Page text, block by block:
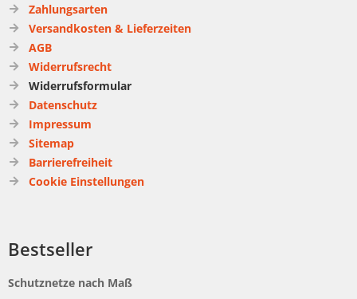
Zahlungsarten
Versandkosten & Lieferzeiten
AGB
Widerrufsrecht
Widerrufsformular
Datenschutz
Impressum
Sitemap
Barrierefreiheit
Cookie Einstellungen
Bestseller
Schutznetze nach Maß